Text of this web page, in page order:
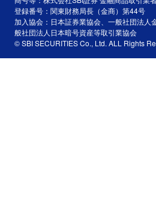
登録番号：関東財務局長（金商）第44号
加入協会：日本証券業協会、一般社団法人
般社団法人日本暗号資産等取引業協会
© SBI SECURITIES Co., Ltd. ALL Rights